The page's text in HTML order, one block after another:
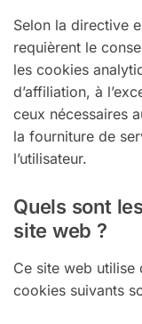
Selon la directive
requièrent le
les cookies
d’affiliation, à
ceux nécessaires
la fourniture de
l’utilisateur.
Quels sont
site web ?
Ce site web
cookies suivants